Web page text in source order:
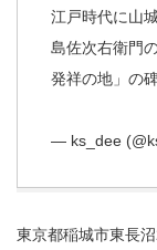
江戸時代に山
島佐次右衛門
発祥の地」の
— ks_dee
東京都稲城市東